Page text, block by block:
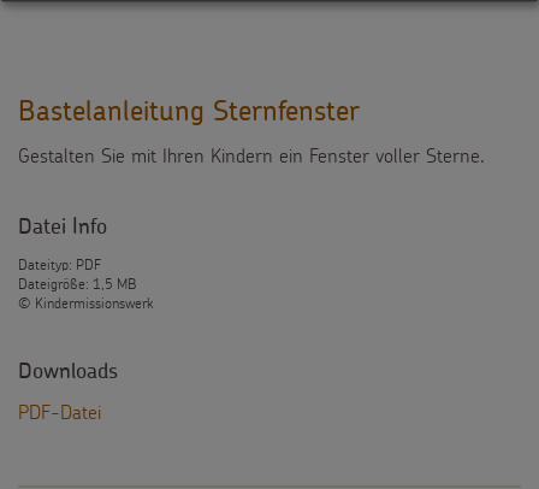
Bastelanleitung Sternfenster
Gestalten Sie mit Ihren Kindern ein Fenster voller Sterne.
Datei Info
Dateityp: PDF
Dateigröße: 1,5 MB
© Kindermissionswerk
Downloads
PDF-Datei